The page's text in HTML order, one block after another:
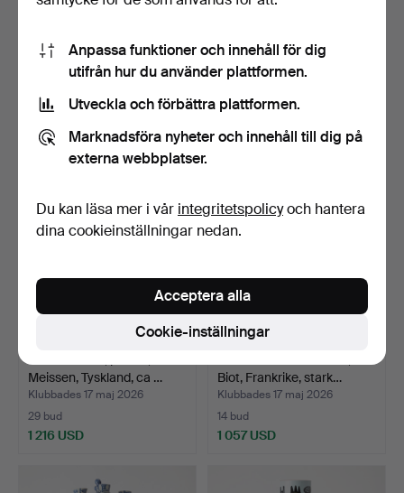
TESERVIS. 3 delar, porslin,
"Musselmalet",…
12 bud
1 108 USD
BERNDT FRIBERG. Skål,
glaserat stengods, G…
13 bud
196 USD
Meissen, Tyskland, ca …
Klubbades 17 maj 2026
29 bud
1 216 USD
Biot, Frankrike, stark…
Klubbades 17 maj 2026
14 bud
1 057 USD
Anpassa funktioner och innehåll för dig
utifrån hur du använder plattformen.
Utveckla och förbättra plattformen.
Marknadsföra nyheter och innehåll till dig på
externa webbplatser.
Du kan läsa mer i vår integritetspolicyoch hantera
dina cookieinställningar nedan.
Cookie-inställningar
Acceptera alla